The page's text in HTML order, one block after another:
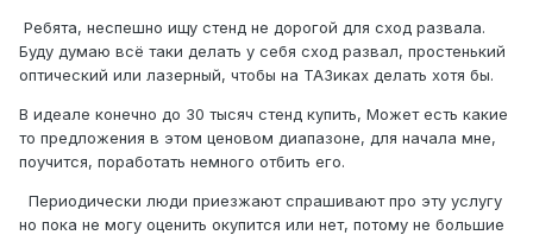
Ребята, неспешно ищу стенд не дорогой для сход развала.
Буду думаю всё таки делать у себя сход развал, простенький
оптический или лазерный, чтобы на ТАЗиках делать хотя бы.
В идеале конечно до 30 тысяч стенд купить, Может есть какие
то предложения в этом ценовом диапазоне, для начала мне,
поучится, поработать немного отбить его.
Периодически люди приезжают спрашивают про эту услугу
но пока не могу оценить окупится или нет, потому не большие